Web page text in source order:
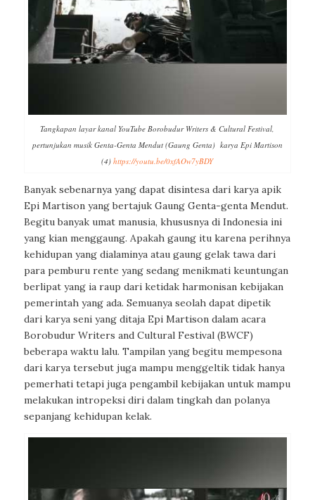
Tangkapan layar kanal YouTube Borobudur Writers & Cultural Festival,
pertunjukan musik Genta-Genta Mendut (Gaung Genta) karya Epi Martison
(4)https://youtu.be/0xfAOw7yBDY
Banyak sebenarnya yang dapat disintesa dari karya apik
Epi Martison yang bertajuk Gaung Genta-genta Mendut.
Begitu banyak umat manusia, khususnya di Indonesia ini
yang kian menggaung. Apakah gaung itu karena perihnya
kehidupan yang dialaminya atau gaung gelak tawa dari
para pemburu rente yang sedang menikmati keuntungan
berlipat yang ia raup dari ketidak harmonisan kebijakan
pemerintah yang ada. Semuanya seolah dapat dipetik
dari karya seni yang ditaja Epi Martison dalam acara
Borobudur Writers and Cultural Festival (BWCF)
beberapa waktu lalu. Tampilan yang begitu mempesona
dari karya tersebut juga mampu menggeltik tidak hanya
pemerhati tetapi juga pengambil kebijakan untuk mampu
melakukan intropeksi diri dalam tingkah dan polanya
sepanjang kehidupan kelak.